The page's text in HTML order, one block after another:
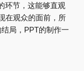
环节，这能够直观
在观众的面前，所
局，PPT的制作一